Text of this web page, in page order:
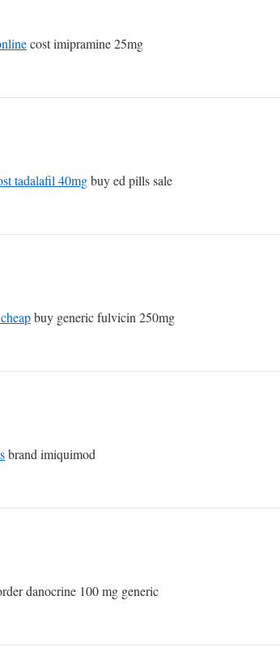
cost imipramine 25mg
tadalafil 40mgbuy ed pills sale
buy generic fulvicin 250mg
brand imiquimod
danocrine 100 mg generic